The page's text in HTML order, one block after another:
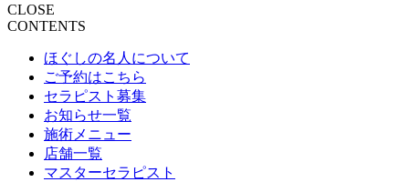
CLOSE
CONTENTS
ほぐしの名人について
ご予約はこちら
セラピスト募集
お知らせ一覧
施術メニュー
店舗一覧
マスターセラピスト